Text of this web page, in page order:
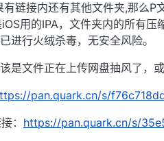
链接内还有其他文件夹,那么P
用的IPA，文件夹内的所有压
进行火绒杀毒，无安全风险。
是文件正在上传网盘抽风了，
pan.quark.cn/s/
： https://pan.quark.cn/s/